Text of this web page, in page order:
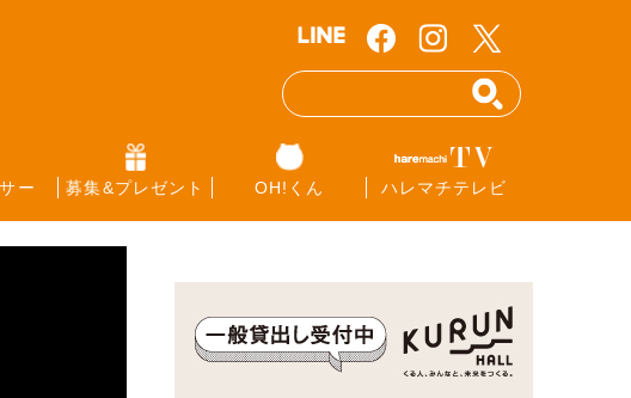
ー 募集&プレゼント OH!くん ハレマチテレビ